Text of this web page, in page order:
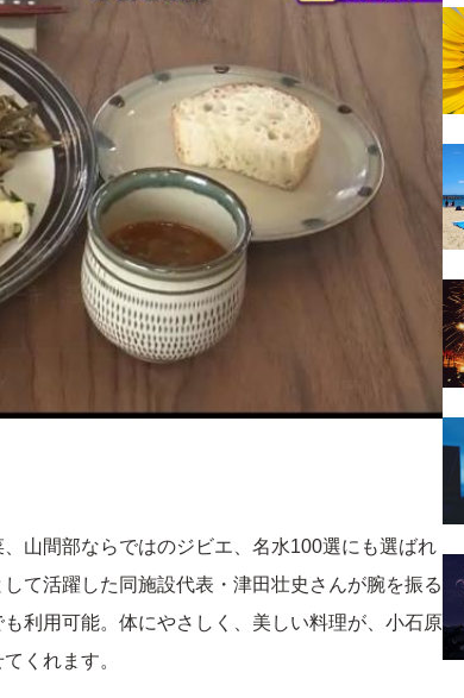
山間部ならではのジビエ、名水100選にも選ばれ
て活躍した同施設代表・津田壮史さんが腕を振る
利用可能。体にやさしく、美しい料理が、小石原
くれます。